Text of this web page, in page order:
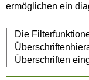
ermöglichen ein
Die
Überschriften